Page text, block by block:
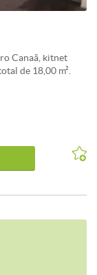
Canaã, kitnet
de 18,00 m².
/ Conjugado
Canaã, Sete
1 banheiros e
/><br />Entre
em Sete